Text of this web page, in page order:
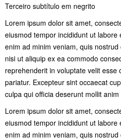
Terceiro subtítulo em negrito
Lorem ipsum dolor sit amet,
eiusmod tempor incididunt ut
enim ad minim veniam, quis
nisi ut aliquip ex ea commodo
reprehenderit in voluptate velit esse
pariatur. Excepteur sint occaecat
culpa qui officia deserunt mollit
Lorem ipsum dolor sit amet,
eiusmod tempor incididunt ut
enim ad minim veniam, quis